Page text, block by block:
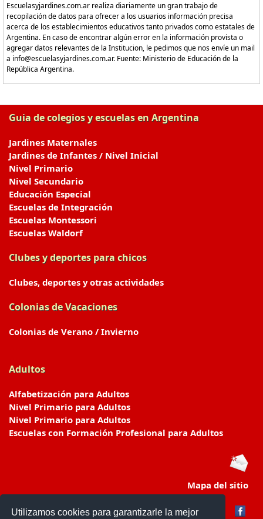
Utilizamos cookies para garantizarle la mejor
Escuelasyjardines.com.ar realiza diariamente un gran trabajo de
recopilación de datos para ofrecer a los usuarios información precisa
acerca de los establecimientos educativos tanto privados como estatales de
Argentina. En caso de encontrar algún error en la información provista o
agregar datos relevantes de la Institucion, le pedimos que nos envíe un mail
a info@escuelasyjardines.com.ar. Fuente: Ministerio de Educación de la
República Argentina.
Guia de colegios y escuelas en Argentina
Jardines Maternales
Jardines de Infantes / Nivel Inicial
Nivel Primario
Nivel Secundario
Educación Especial
Escuelas de Integración
Escuelas Montessori
Escuelas Waldorf
Clubes y deportes para chicos
Clubes, deportes y otras actividades
Colonias de Vacaciones
Colonias de Verano / Invierno
Adultos
Alfabetización para Adultos
Nivel Primario para Adultos
Nivel Primario para Adultos
Escuelas con Formación Profesional para Adultos
Mapa del sitio